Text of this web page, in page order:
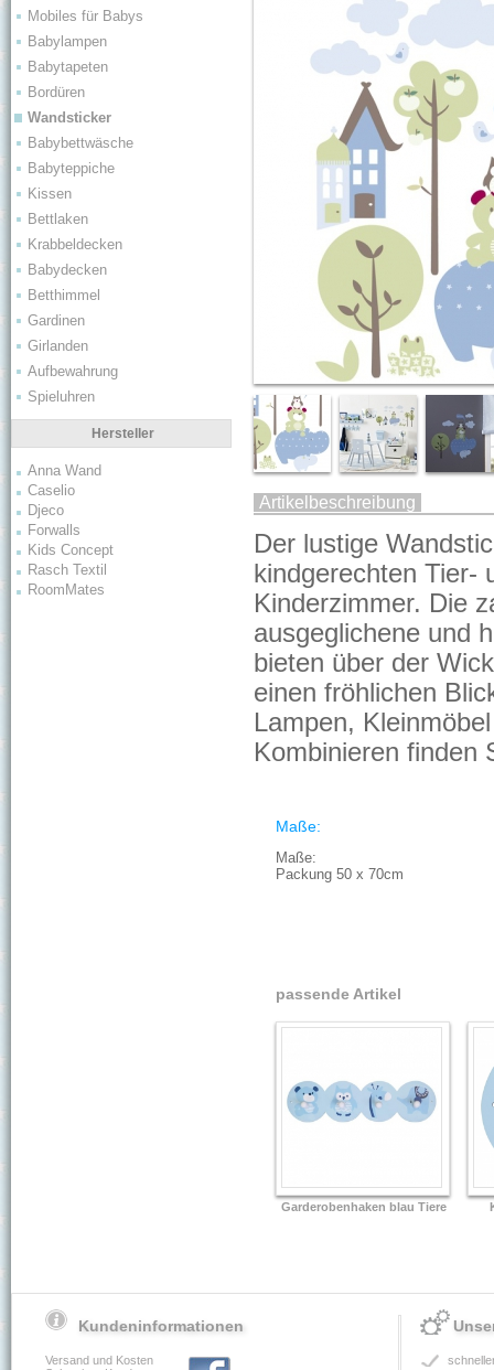
Mobiles für Babys
Babylampen
Babytapeten
Bordüren
Wandsticker
Babybettwäsche
Babyteppiche
Kissen
Bettlaken
Krabbeldecken
Babydecken
Betthimmel
Gardinen
Girlanden
Aufbewahrung
Spieluhren
Hersteller
Anna Wand
Caselio
Djeco
Forwalls
Kids Concept
Rasch Textil
RoomMates
Artikelbeschreibung
Der lustige
kindgerechten Tier-
Kinderzimmer. Die
ausgeglichene und
bieten über der
einen fröhlichen
Lampen,
Kombinieren finden
Maße:
Maße:
Packung 50 x 70cm
passende Artikel
Garderobenhaken blau Tiere
Kundeninformationen
Versand und Kosten